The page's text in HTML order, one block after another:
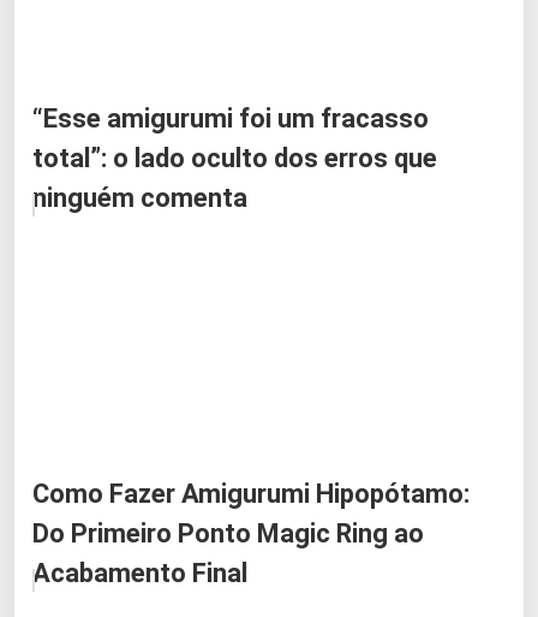
“Esse amigurumi foi um fracasso
total”: o lado oculto dos erros que
ninguém comenta
Como Fazer Amigurumi Hipopótamo:
Do Primeiro Ponto Magic Ring ao
Acabamento Final